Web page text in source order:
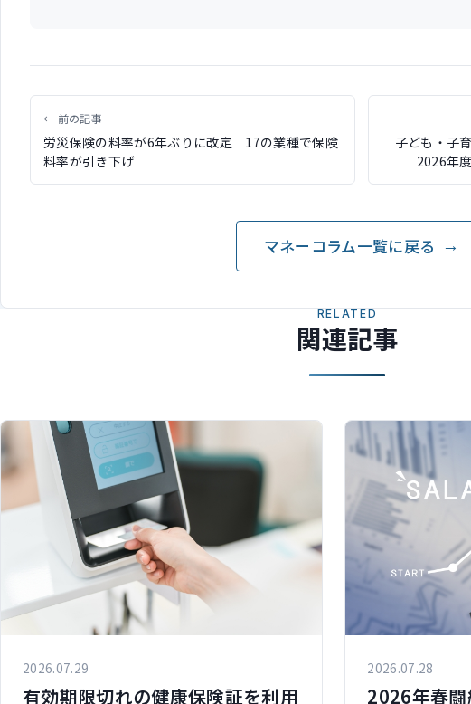
← 前の記事
労災保険の料率が6年ぶりに改定 17の業種で保険
料率が引き下げ
子ども・子
2026年
マネーコラム一覧に戻る
RELATED
関連記事
2026.07.29
有効期限切れの健康保険証を利用
2026.07.28
2026年春